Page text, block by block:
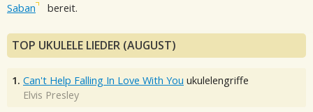
Saban
bereit.
TOP UKULELE LIEDER (AUGUST)
1. Can't Help Falling In Love With You ukulelengriffe
Elvis Presley